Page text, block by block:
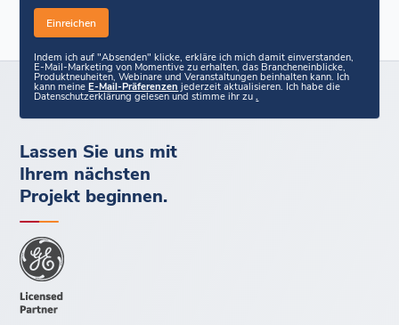
Indem ich auf "Absenden" klicke, erkläre ich mich damit einverstanden,
E-Mail-Marketing von Momentive zu erhalten, das Brancheneinblicke,
Produktneuheiten, Webinare und Veranstaltungen beinhalten kann. Ich
kann meineE-Mail-Präferenzen jederzeit aktualisieren. Ich habe die
Datenschutzerklärung gelesen und stimme ihr zu .
Lassen Sie uns mit
Ihrem nächsten
Projekt beginnen.